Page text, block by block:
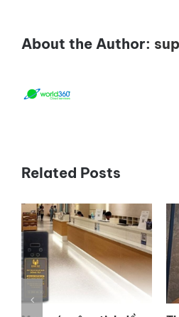
About the Author:
Related Posts